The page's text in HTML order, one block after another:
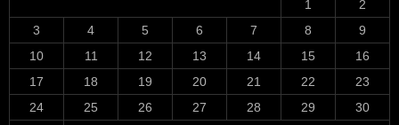
1
2
3
4 5 6 7 8
9
10
11 12 13 14 15
16
17
18 19 20 21 22
23
24
25 26 27 28 29
30